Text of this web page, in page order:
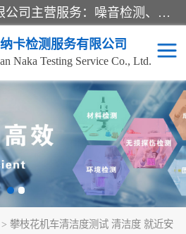
四川纳卡检测服务有限公司主营服务：噪音检测、灯光检测、防护网检测、磁性检测、无损检测、燃烧等级检测；本着严谨、规范的态度严格执行国家现行标准、规范及规程，奉行“科学公正、准确、持续改进、诚信服务”的企业价值和“科学、信誉、服务”的企业宗旨，竭诚为广大客户服务。
卡检测服务有限公司
Naka Testing Service Co., Ltd.
> 攀枝花机车清洁度测试 清洁度 就近安
灯光检测
磁性检测
燃烧等级检测
产品检测